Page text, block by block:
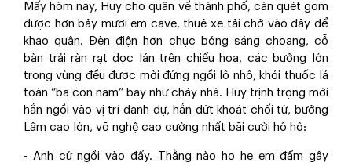
Mấy hôm nay, Huy cho quân về thành phố, càn quét gom
được hơn bảy mươi em cave, thuê xe tải chở vào đây để
khao quân. Đèn điện hơn chục bóng sáng choang, cỗ
bàn trải ràn rạt dọc lán trên chiếu hoa, các bưởng lớn
trong vùng đều được mời đứng ngồi lô nhô, khói thuốc lá
toàn “ba con năm” bay như cháy nhà. Huy trịnh trọng mời
hắn ngồi vào vị trí danh dự, hắn dứt khoát chối từ, bưởng
Lâm cao lớn, võ nghệ cao cường nhất bãi cười hô hô:
- Anh cứ ngồi vào đấy. Thằng nào ho he em đấm gẫy